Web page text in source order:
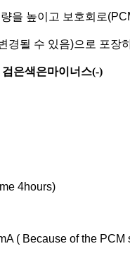
을 높이고 보호회로
경될 수 있음)으로 포장
검은색은마이너스(-)
4hours)
( Because of the PCM